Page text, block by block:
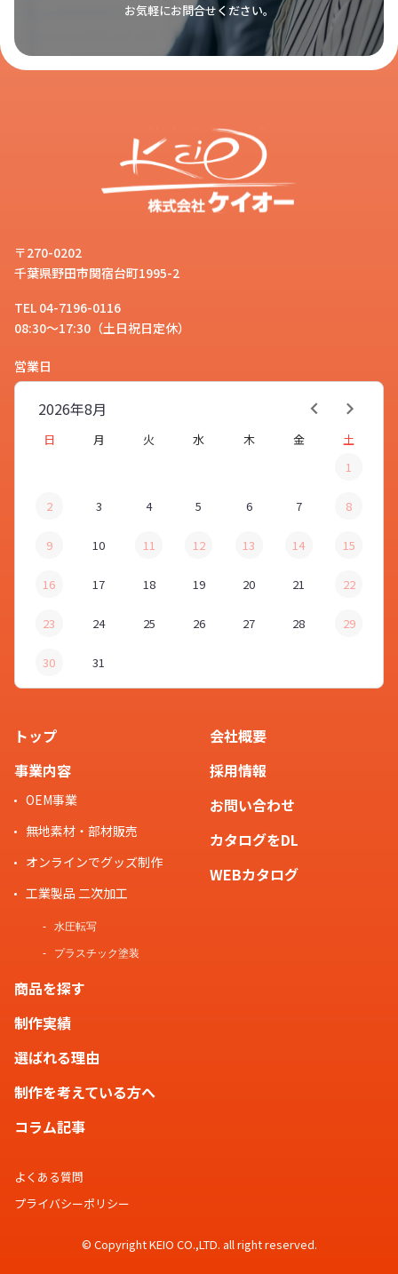
お気軽にお問合せください。
〒270-0202
千葉県野田市関宿台町1995-2
TEL 04-7196-0116
08:30～17:30（土日祝日定休）
営業日
8月
2026年
日 月 火 水 木 金
土
1
2 3 4 5 6 7 8
9 10 11 12 13 14 15
16 17 18 19 20 21 22
23 24 25 26 27 28 29
30 31
トップ
事業内容
OEM事業
無地素材・部材販売
オンラインでグッズ制作
工業製品 二次加工
水圧転写
プラスチック塗装
商品を探す
制作実績
選ばれる理由
制作を考えている方へ
コラム記事
会社概要
採用情報
お問い合わせ
カタログをDL
WEBカタログ
よくある質問
プライバシーポリシー
© Copyright KEIO CO.,LTD. all right reserved.